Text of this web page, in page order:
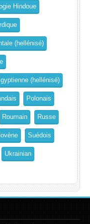
Hindoue
(hellénisé)
(hellénisé)
Polonais
Roumain Russe
Suédois
Ukrainian